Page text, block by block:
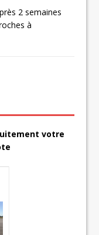
2 semaines
à
votre